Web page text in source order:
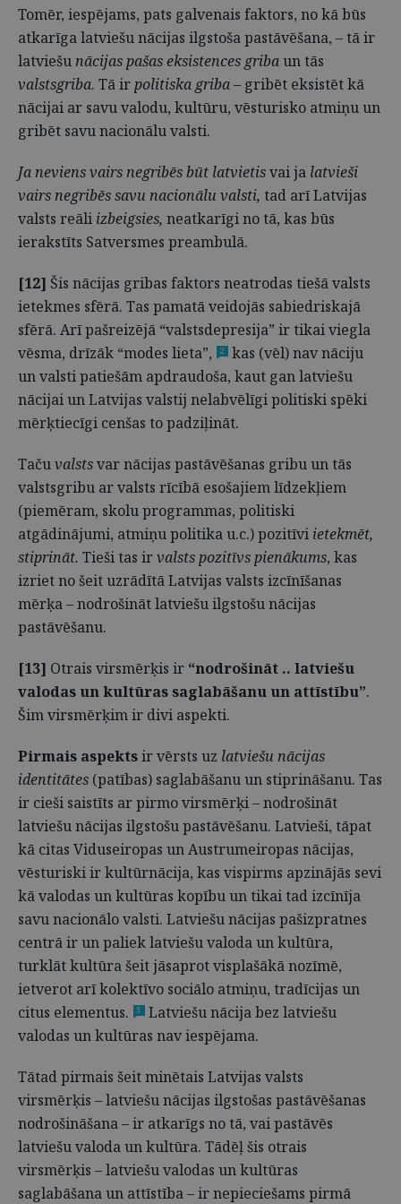
Tomēr, iespējams, pats galvenais faktors, no kā būs
atkarīga latviešu nācijas ilgstoša pastāvēšana, – tā ir
latviešunācijas pašas eksistences gribaun tās
valstsgriba. Tā irpolitiska griba– gribēt eksistēt kā
nācijai ar savu valodu, kultūru, vēsturisko atmiņu un
gribēt savu nacionālu valsti.
Ja neviens vairs negribēs būt latvietisvai ja latvieši
vairs negribēs savu nacionālu valsti, tad arī Latvijas
valsts reāli izbeigsies, neatkarīgi no tā, kas būs
ierakstīts Satversmes preambulā.
[12] Šis nācijas gribas faktors neatrodas tiešā valsts
ietekmes sfērā. Tas pamatā veidojās sabiedriskajā
sfērā. Arī pašreizējā “valstsdepresija” ir tikai viegla
vēsma, drīzāk “modes lieta”,
2
kas (vēl) nav nāciju
un valsti patiešām apdraudoša, kaut gan latviešu
nācijai un Latvijas valstij nelabvēlīgi politiski spēki
mērķtiecīgi cenšas to padziļināt.
Tačuvalstsvar nācijas pastāvēšanas gribu un tās
valstsgribu ar valsts rīcībā esošajiem līdzekļiem
(piemēram, skolu programmas, politiski
atgādinājumi, atmiņu politika u.c.) pozitīvi ietekmēt,
stiprināt. Tieši tas irvalsts pozitīvs pienākums, kas
izriet no šeit uzrādītā Latvijas valsts izcīnīšanas
mērķa – nodrošināt latviešu ilgstošu nācijas
pastāvēšanu.
[13] Otrais virsmērķis ir “nodrošināt .. latviešu
valodas un kultūras saglabāšanu un attīstību”.
Šim virsmērķim ir divi aspekti.
Pirmais aspektsir vērsts uz latviešu nācijas
identitātes (patības) saglabāšanu un stiprināšanu. Tas
ir cieši saistīts ar pirmo virsmērķi – nodrošināt
latviešu nācijas ilgstošu pastāvēšanu. Latvieši, tāpat
kā citas Viduseiropas un Austrumeiropas nācijas,
vēsturiski ir kultūrnācija, kas vispirms apzinājās sevi
kā valodas un kultūras kopību un tikai tad izcīnīja
savu nacionālo valsti. Latviešu nācijas pašizpratnes
centrā ir un paliek latviešu valoda un kultūra,
turklāt kultūra šeit jāsaprot visplašākā nozīmē,
ietverot arī kolektīvo sociālo atmiņu, tradīcijas un
citus elementus.
3
Latviešu nācija bez latviešu
valodas un kultūras nav iespējama.
Tātad pirmais šeit minētais Latvijas valsts
virsmērķis – latviešu nācijas ilgstošas pastāvēšanas
nodrošināšana – ir atkarīgs no tā, vai pastāvēs
latviešu valoda un kultūra. Tādēļ šis otrais
virsmērķis – latviešu valodas un kultūras
saglabāšana un attīstība – ir nepieciešams pirmā